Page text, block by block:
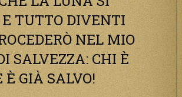
E TUTTO DIVENTI
NEL MIO
SALVEZZA: CHI È
È GIÀ SALVO!